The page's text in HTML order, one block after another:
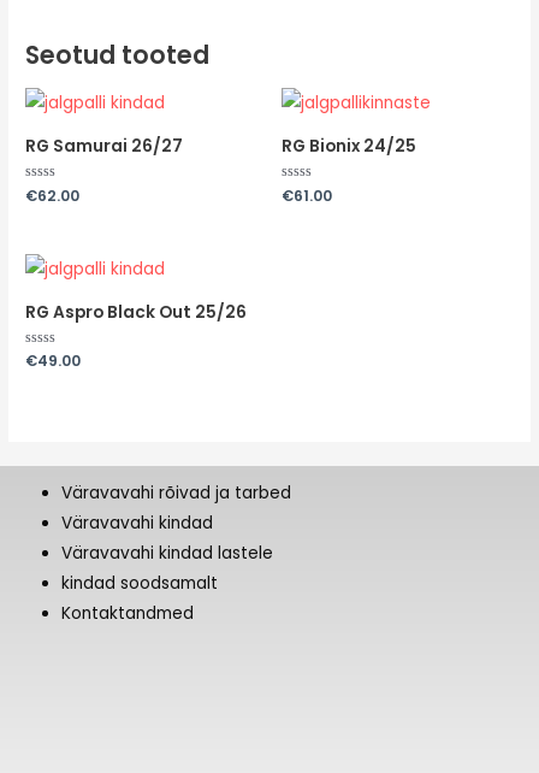
Seotud tooted
RG Samurai 26/27
Hinnanguga
0
€62.00
RG Bionix 24/25
Hinnanguga
0
€61.00
RG Aspro Black Out 25/26
Hinnanguga
€49.00
Väravavahi rõivad ja tarbed
Väravavahi kindad
Väravavahi kindad lastele
kindad soodsamalt
Kontaktandmed